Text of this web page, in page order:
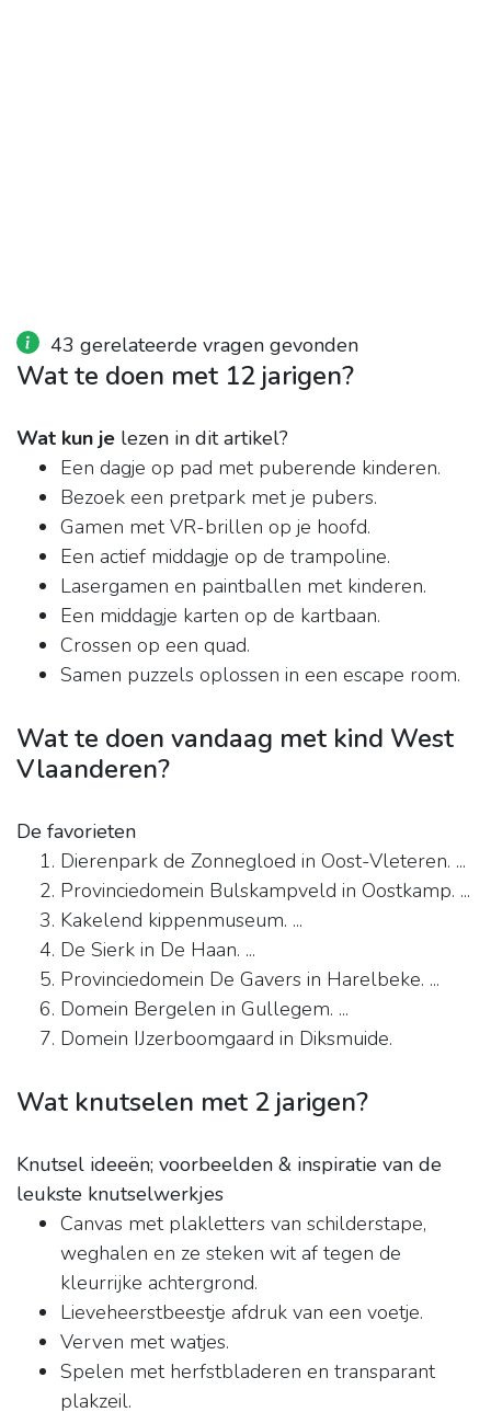
43 gerelateerde vragen gevonden
Wat te doen met 12 jarigen?
Wat kun je lezen in dit artikel?
Een dagje op pad met puberende kinderen.
Bezoek een pretpark met je pubers.
Gamen met VR-brillen op je hoofd.
Een actief middagje op de trampoline.
Lasergamen en paintballen met kinderen.
Een middagje karten op de kartbaan.
Crossen op een quad.
Samen puzzels oplossen in een escape room.
Wat te doen vandaag met kind West
Vlaanderen?
De favorieten
Dierenpark de Zonnegloed in Oost-Vleteren. ...
Provinciedomein Bulskampveld in Oostkamp. ...
Kakelend kippenmuseum. ...
De Sierk in De Haan. ...
Provinciedomein De Gavers in Harelbeke. ...
Domein Bergelen in Gullegem. ...
Domein IJzerboomgaard in Diksmuide.
Wat knutselen met 2 jarigen?
Knutsel ideeën; voorbeelden & inspiratie van de
leukste knutselwerkjes
Canvas met plakletters van schilderstape,
weghalen en ze steken wit af tegen de
kleurrijke achtergrond.
Lieveheerstbeestje afdruk van een voetje.
Verven met watjes.
Spelen met herfstbladeren en transparant
plakzeil.